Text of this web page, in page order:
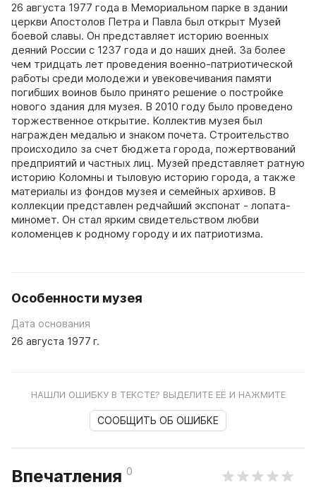
26 августа 1977 года в Мемориальном парке в здании
церкви Апостолов Петра и Павла был открыт Музей
боевой славы. Он представляет историю военных
деяний России с 1237 года и до наших дней. За более
чем тридцать лет проведения военно-патриотической
работы среди молодежи и увековечивания памяти
погибших воинов было принято решение о постройке
нового здания для музея. В 2010 году было проведено
торжественное открытие. Коллектив музея был
награжден медалью и знаком почета. Строительство
происходило за счет бюджета города, пожертвований
предприятий и частных лиц. Музей представляет ратную
историю Коломны и тыловую историю города, а также
материалы из фондов музея и семейных архивов. В
коллекции представлен редчайший экспонат - лопата-
миномет. Он стал ярким свидетельством любви
коломенцев к родному городу и их патриотизма.
Особенности музея
Дата основания
26 августа 1977 г.
НАШЛИ ОШИБКУ В ТЕКСТЕ? ВЫДЕЛИТЕ ЕЁ И НАЖМИТЕ
СООБЩИТЬ ОБ ОШИБКЕ
Впечатления 0